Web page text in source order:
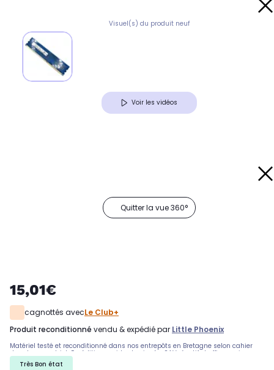
Visuel(s) du produit neuf
Voir les vidéos
Quitter la vue 360°
15,01€
cagnottés avecLe Club+
produit reconditionné vendu & expédié par Little Phoenix
Matériel testé et reconditionné dans nos entrepôts en Bretagne selon cahier
des charges strict. Expédition rapide et soignée. SAV réactif et efficace si
besoin.Très Bon état